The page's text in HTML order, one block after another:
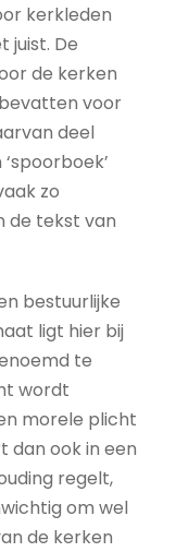
kerkleden
juist. De
de kerken
voor
deel
zo
de tekst van
bestuurlijke
ligt hier bij
te
wordt
morele plicht
dan ook in een
regelt,
om wel
de kerken